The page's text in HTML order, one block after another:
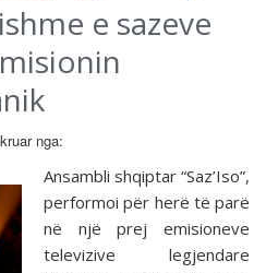
e sazeve
nga:
Ansambli shqiptar “Saz’Iso”,
performoi për herë të parë
në një prej emisioneve
televizive legjendare